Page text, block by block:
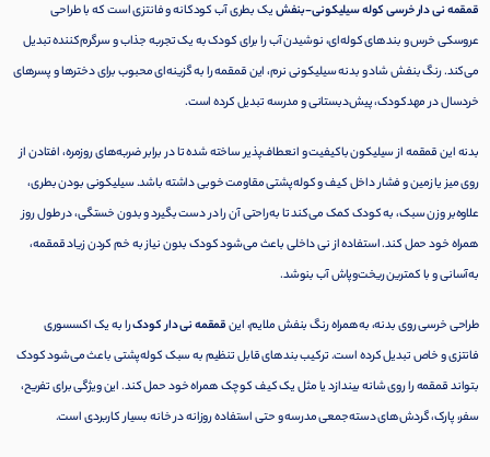
قمقمه نی دار خرسی کوله سیلیکونی-بنفشیک بطری آب کودکانه و فانتزی است که با طراحی
عروسکی خرس و بندهای کوله‌ای، نوشیدن آب را برای کودک به یک تجربه جذاب و سرگرم‌کننده تبدیل
می‌کند. رنگ بنفش شاد و بدنه سیلیکونی نرم، این قمقمه را به گزینه‌ای محبوب برای دخترها و پسرهای
خردسال در مهدکودک، پیش‌دبستانی و مدرسه تبدیل کرده است.
بدنه این قمقمه از سیلیکون باکیفیت و انعطاف‌پذیر ساخته شده تا در برابر ضربه‌های روزمره، افتادن از
روی میز یا زمین و فشار داخل کیف و کوله‌پشتی مقاومت خوبی داشته باشد. سیلیکونی بودن بطری،
علاوه‌بر وزن سبک، به کودک کمک می‌کند تا به‌راحتی آن را در دست بگیرد و بدون خستگی، در طول روز
همراه خود حمل کند. استفاده از نی داخلی باعث می‌شود کودک بدون نیاز به خم کردن زیاد قمقمه،
به‌آسانی و با کمترین ریخت‌وپاش آب بنوشد.
طراحی خرسی روی بدنه، به‌همراه رنگ بنفش ملایم، اینقمقمه نی دار کودکرا به یک اکسسوری
فانتزی و خاص تبدیل کرده است. ترکیب بندهای قابل تنظیم به سبک کوله‌پشتی باعث می‌شود کودک
بتواند قمقمه را روی شانه بیندازد یا مثل یک کیف کوچک همراه خود حمل کند. این ویژگی برای تفریح،
سفر، پارک، گردش‌های دسته‌جمعی مدرسه و حتی استفاده روزانه در خانه بسیار کاربردی است.